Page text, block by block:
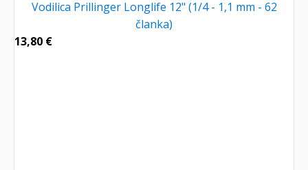
Vodilica Prillinger Longlife 12" (1/4 - 1,1 mm - 62
članka)
13,80 €